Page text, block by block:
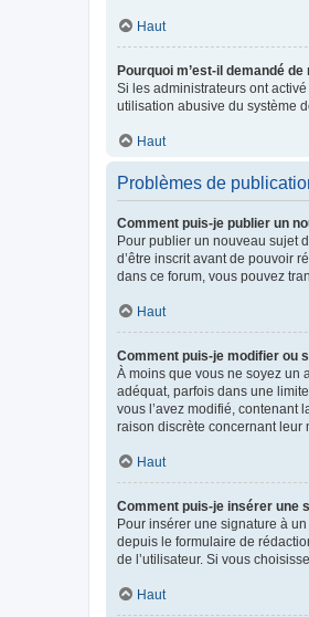
Haut
Pourquoi m’est-il demandé
Si les administrateurs ont
utilisation abusive du système
Haut
Problèmes de
Comment puis-je publier un
Pour publier un nouveau sujet
d’être inscrit avant de pouvoir
dans ce forum, vous pouvez
Haut
Comment puis-je modifier ou
À moins que vous ne soyez un
adéquat, parfois dans une
vous l’avez modifié, contenant
raison discrète concernant leur
Haut
Comment puis-je insérer une
Pour insérer une signature à
depuis le formulaire de
de l’utilisateur. Si vous
Haut